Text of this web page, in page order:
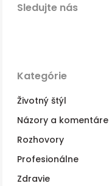
Kategórie
Životný štýl
Názory a komentáre
Rozhovory
Profesionálne
Zdravie
Sledujte nás